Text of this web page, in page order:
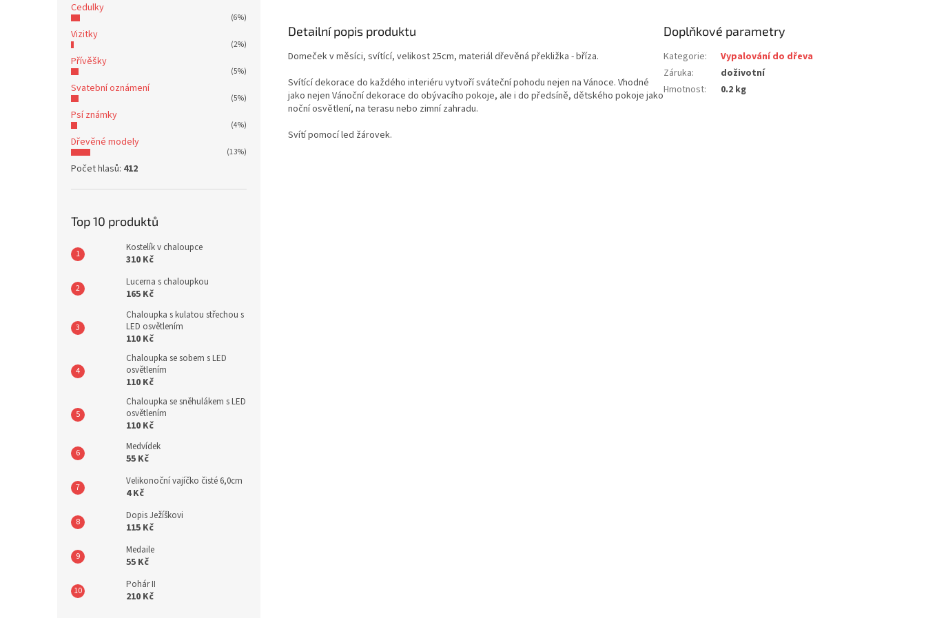
Cedulky
(6%)
Vizitky
(2%)
Přívěšky
(5%)
Svatební oznámení
(5%)
Psí známky
(4%)
Dřevěné modely
(13%)
Počet hlasů: 412
Top 10 produktů
Kostelík v chaloupce
310 Kč
Lucerna s chaloupkou
165 Kč
Chaloupka s kulatou střechou s
LED osvětlením
110 Kč
Chaloupka se sobem s LED
osvětlením
110 Kč
Chaloupka se sněhulákem s LED
osvětlením
110 Kč
Medvídek
55 Kč
Velikonoční vajíčko čisté 6,0cm
4 Kč
Dopis Ježíškovi
115 Kč
Medaile
55 Kč
Pohár II
210 Kč
Detailní popis produktu
Domeček v měsíci, svítící, velikost 25cm, materiál dřevěná překližka - bříza.
Svítící dekorace do každého interiéru vytvoří sváteční pohodu nejen na Vánoce. Vhodné
jako nejen Vánoční dekorace do obývacího pokoje, ale i do předsíně, dětského pokoje jako
noční osvětlení, na terasu nebo zimní zahradu.
Svítí pomocí led žárovek.
Doplňkové parametry
Kategorie:
Vypalování do dřeva
Záruka:
doživotní
Hmotnost: 0.2 kg